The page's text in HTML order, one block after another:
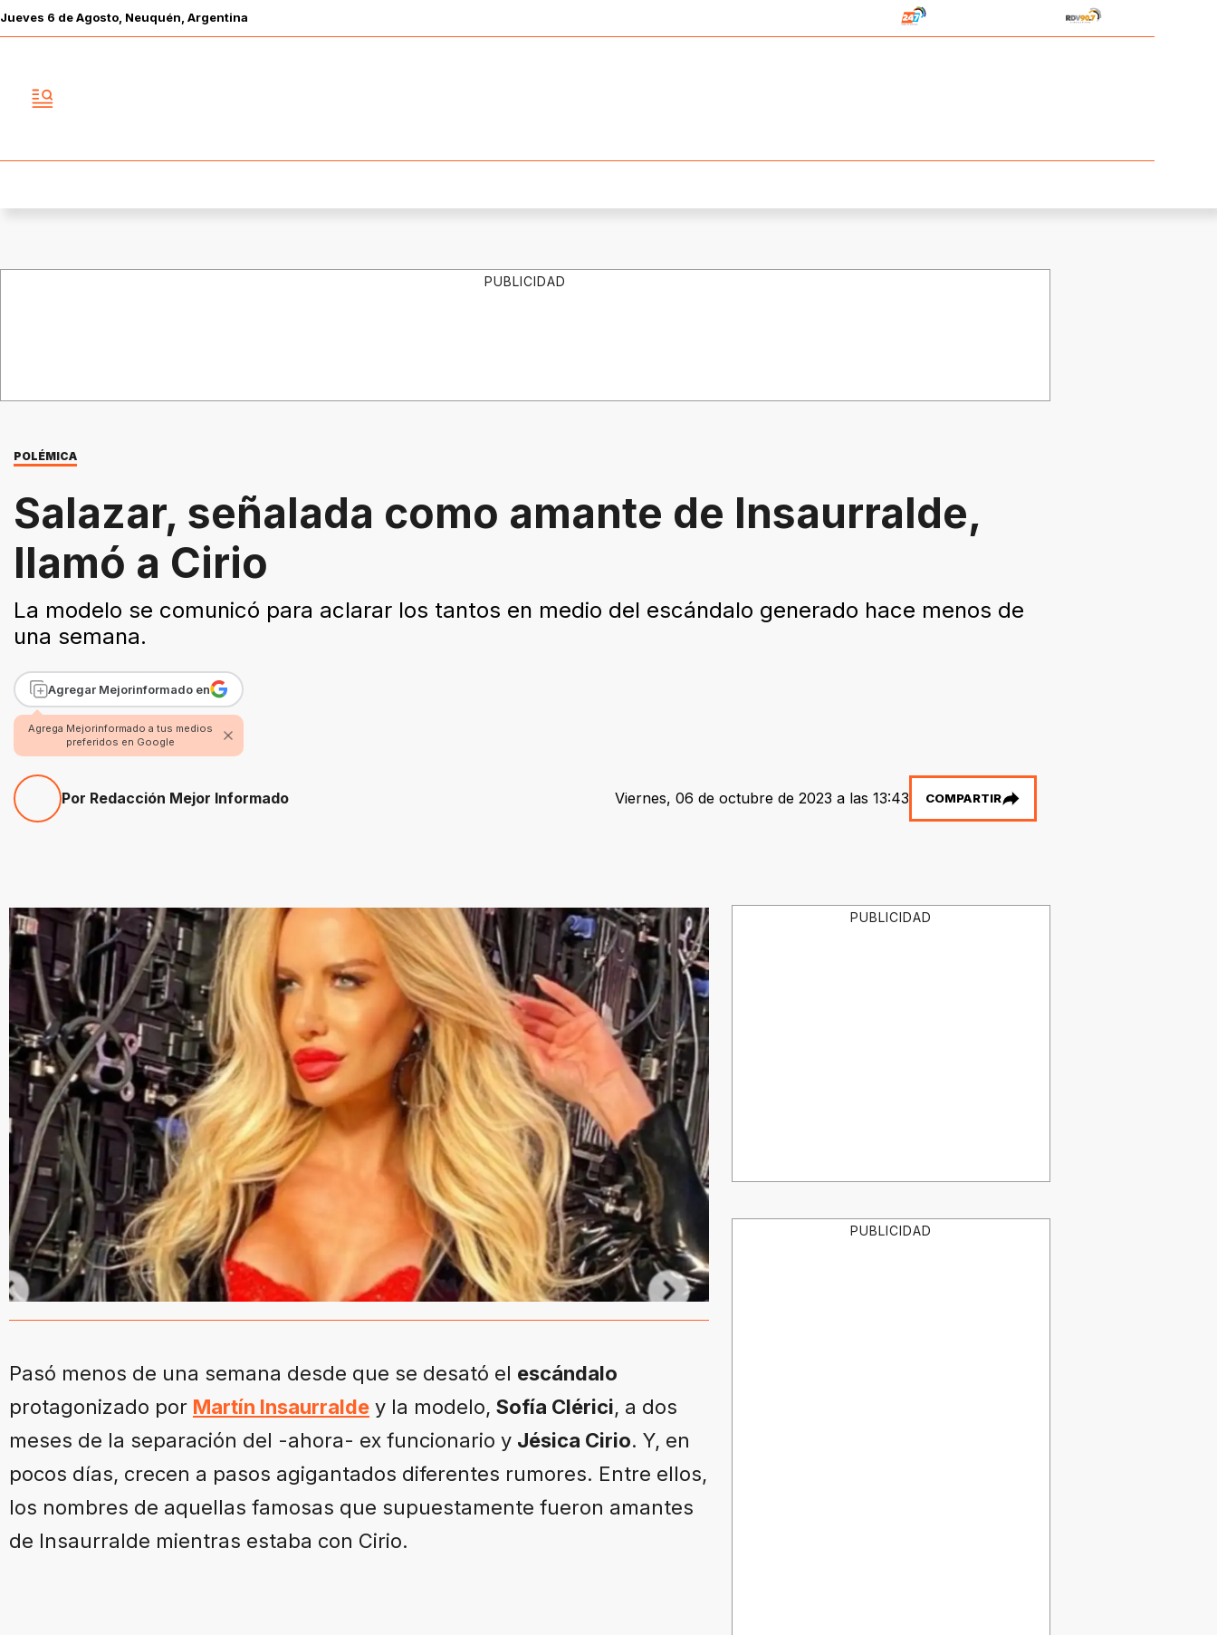
Jueves 6 deAgosto , Neuquén, Argentina
PUBLICIDAD
POLÉMICA
Salazar, señalada como amante de Insaurralde,
llamó a Cirio
La modelo se comunicó para aclarar los tantos en medio del escándalo generado hace menos de
una semana.
Agregar Mejorinformado en
Agrega Mejorinformado a tus medios
preferidos en Google
Por Redacción Mejor Informado Viernes, 06 de octubre de 2023 a las 13:43 COMPARTIR
Pasó menos de una semana desde que se desató el escándalo
protagonizado por Martín Insaurralde y la modelo, Sofía Clérici, a dos
meses de la separación del -ahora- ex funcionario y Jésica Cirio. Y, en
pocos días, crecen a pasos agigantados diferentes rumores. Entre ellos,
los nombres de aquellas famosas que supuestamente fueron amantes
de Insaurralde mientras estaba con Cirio.
PUBLICIDAD
PUBLICIDAD